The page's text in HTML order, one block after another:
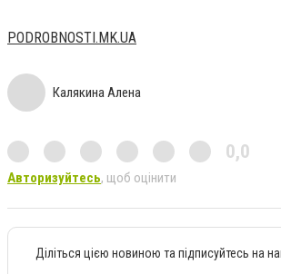
PODROBNOSTI.MK.UA
Калякина Алена
0,0
Авторизуйтесь, щоб оцінити
Діліться цією новиною та підписуйтесь на